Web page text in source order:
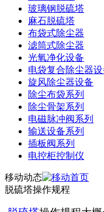
玻璃钢脱硫塔
麻石脱硫塔
布袋式除尘器
滤筒式除尘器
光氧净化设备
电袋复合除尘器
旋风除尘器设备
除尘布袋系列
除尘骨架系列
电磁脉冲阀系列
输送设备系列
插板阀系列
电控柜控制仪
移动动态
脱硫塔操作规程